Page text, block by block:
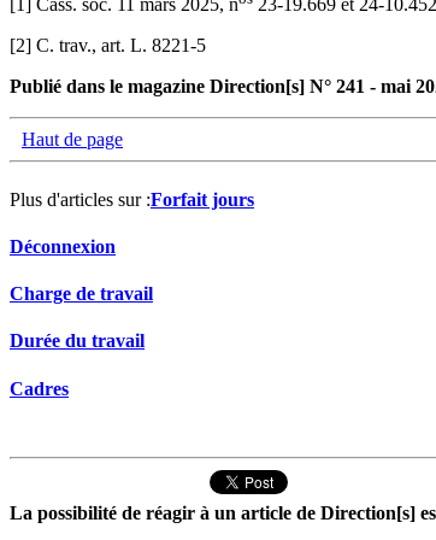
[1] Cass. soc. 11 mars 2025, n
23-19.669 et 24-10.452
[2] C. trav., art. L. 8221-5
Publié dans le magazine Direction[s] N° 241 - mai
Haut de page
Plus d'articles sur :Forfait jours
Déconnexion
Charge de travail
Durée du travail
Cadres
La possibilité de réagir à un article de Direction[s]